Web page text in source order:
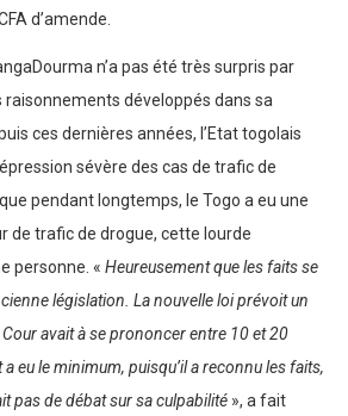
d’amende.
n’a pas été très surpris par
développés dans sa
ces dernières années, l’Etat togolais
sévère des cas de trafic de
pendant longtemps, le Togo a eu une
de trafic de drogue, cette lourde
personne. « Heureusement que les faits se
législation. La nouvelle loi prévoit un
avait à se prononcer entre 10 et 20
eu le minimum, puisqu’il a reconnu les faits,
pas de débat sur sa culpabilité », a fait